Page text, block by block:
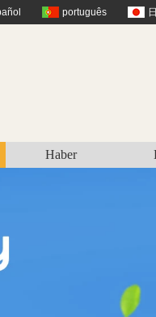
português
Haber